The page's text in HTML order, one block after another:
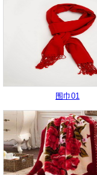
围巾01